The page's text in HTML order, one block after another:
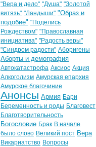
"Вера и дело" "Душа" "Золотой
витязь" "Ландыши" "Образ и
подобие" "Поделись
Рождеством" "Православная
инициатива" "Радость веры"
"Синдром радости" Аборигены
Аборты и демография
Автокатастрофа Аксиос Акция
Алкоголизм Амурская епархия
Амурское благочиние
Анонсы Армия Бари
Беременность и роды Благовест
Благотворительность
Богословие Брак В начале
было слово Великий пост Вера
Викариатство Вопросы